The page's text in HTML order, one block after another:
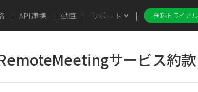
API連携 動画 サポート 無料トライアル
サービス約款